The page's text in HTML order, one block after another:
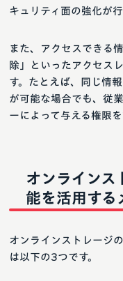
キュリティ面の強化が行
また、アクセスできる
除」といったアクセス
す。たとえば、同じ情
が可能な場合でも、従
ーによって与える権限を
オンラインス
能を活用する
オンラインストレージ
は以下の3つです。